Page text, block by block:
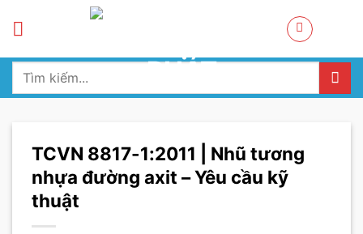
Tìm
TCVN 8817-1:2011 | Nhũ tương
nhựa đường axit – Yêu cầu kỹ
thuật